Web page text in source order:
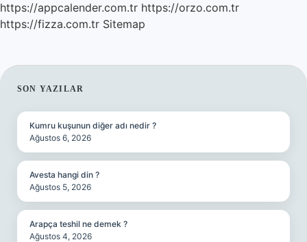
https://appcalender.com.tr https://orzo.com.tr
https://fizza.com.tr Sitemap
SIDEBAR
SON YAZILAR
Kumru kuşunun diğer adı nedir ?
Ağustos 6, 2026
Avesta hangi din ?
Ağustos 5, 2026
Arapça teshil ne demek ?
Ağustos 4, 2026